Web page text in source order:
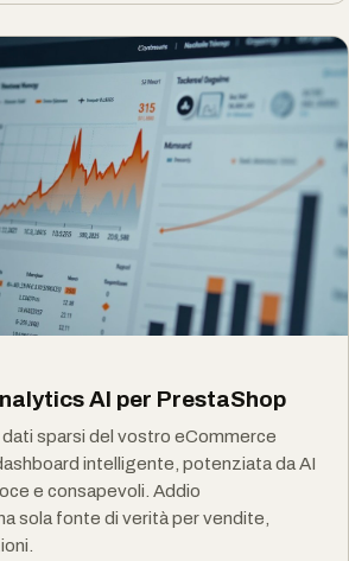
AI per PrestaShop
dati sparsi del vostro eCommerce
intelligente, potenziata da AI
e consapevoli. Addio
sola fonte di verità per vendite,